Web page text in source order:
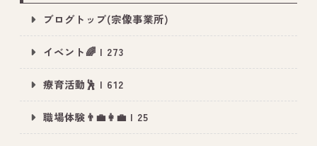
ブログトップ(宗像事業所)
イベント🌈 | 273
療育活動🕺 | 612
職場体験👨‍💼👩‍💼 | 25